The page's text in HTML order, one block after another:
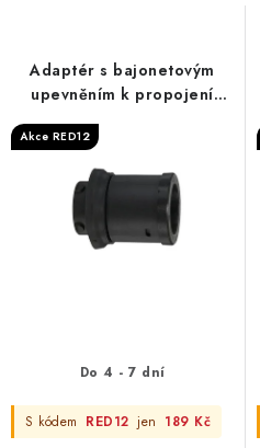
d
u
o
d
Adaptér s bajonetovým
upevněním k propojení
hadice s nářadím. - Adaptor
with Bayonet - 1 pc
Akce RED12
Do 4 - 7 dní
S kódem RED12 jen 189 Kč